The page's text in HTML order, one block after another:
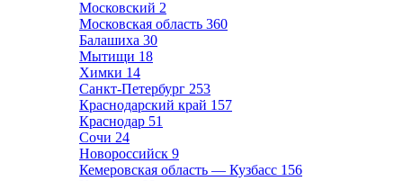
Московский 2
Московская область 360
Балашиха 30
Мытищи 18
Химки 14
Санкт-Петербург 253
Краснодарский край 157
Краснодар 51
Сочи 24
Новороссийск 9
Кемеровская область — Кузбасс 156